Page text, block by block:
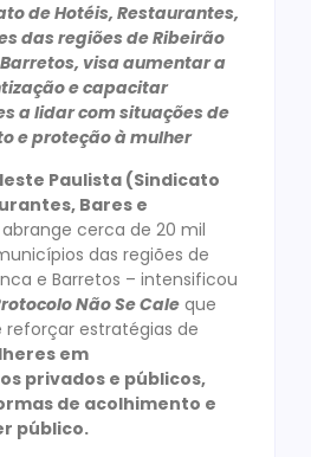
de Hotéis, Restaurantes,
das regiões de Ribeirão
visa aumentar a
e capacitar
a lidar com situações de
e proteção à mulher
Paulista (Sindicato
Bares e
cerca de 20 mil
das regiões de
e Barretos – intensificou
Não Se Caleque
reforçar estratégias de
em
privados e públicos,
de acolhimento e
público.